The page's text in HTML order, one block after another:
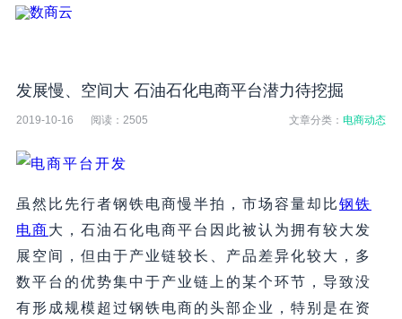
发展慢、空间大 石油石化电商平台潜力待挖掘
2019-10-16 阅读： 2505 文章分类：电商动态
虽然比先行者钢铁电商慢半拍，市场容量却比钢铁
电商大，石油石化电商平台因此被认为拥有较大发
展空间，但由于产业链较长、产品差异化较大，多
数平台的优势集中于产业链上的某个环节，导致没
有形成规模超过钢铁电商的头部企业，特别是在资